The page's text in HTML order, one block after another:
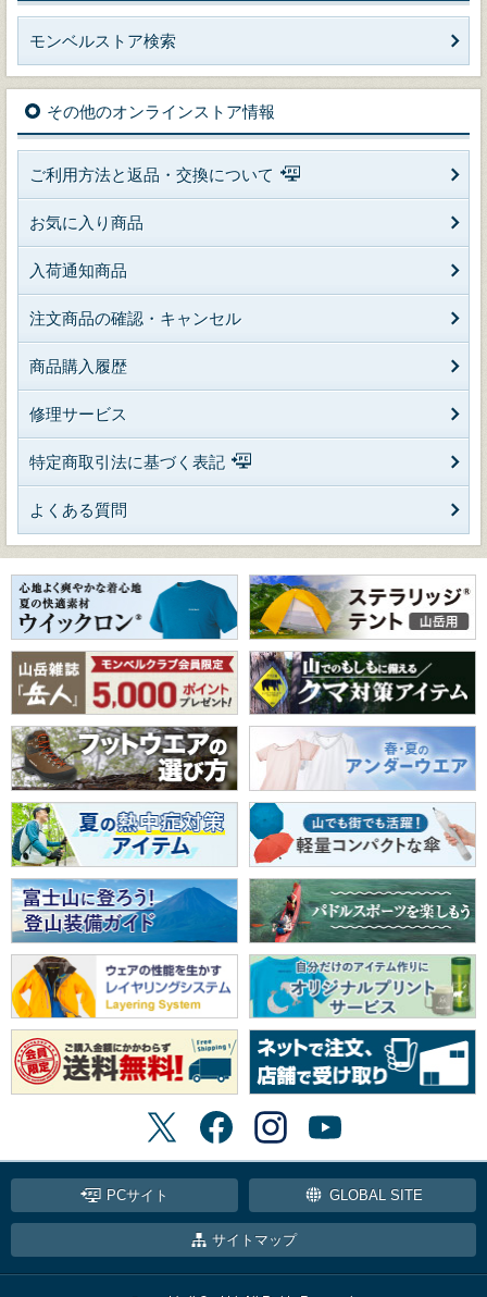
モンベルストア検索
その他のオンラインストア情報
ご利用方法と返品・交換について
お気に入り商品
入荷通知商品
注文商品の確認・キャンセル
商品購入履歴
修理サービス
特定商取引法に基づく表記
よくある質問
PCサイト GLOBAL SITE
サイトマップ